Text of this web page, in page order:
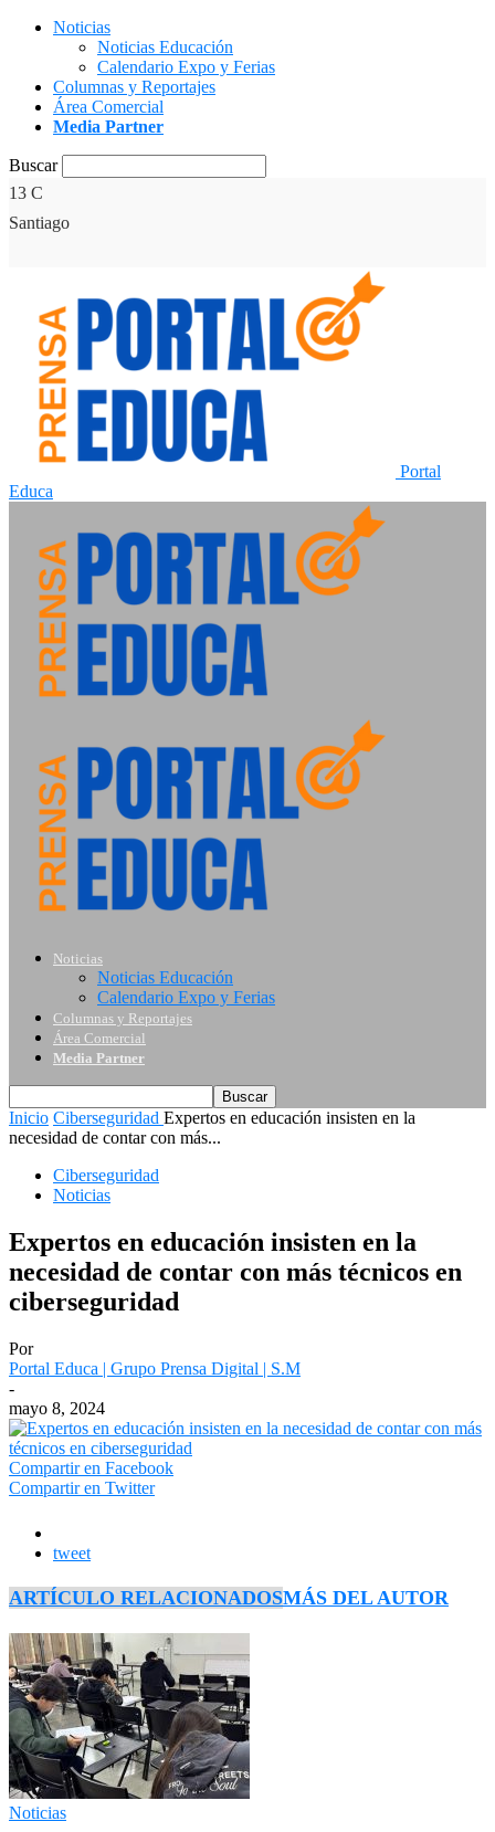
Noticias
Noticias Educación
Calendario Expo y Ferias
Columnas y Reportajes
Área Comercial
Media Partner
Buscar
13 C
Santiago
Portal
Educa
Noticias
Noticias Educación
Calendario Expo y Ferias
Columnas y Reportajes
Área Comercial
Media Partner
Inicio Ciberseguridad Expertos en educación insisten en la
necesidad de contar con más...
Ciberseguridad
Noticias
Expertos en educación insisten en la
necesidad de contar con más técnicos en
ciberseguridad
Por
Portal Educa | Grupo Prensa Digital | S.M
-
mayo 8, 2024
Compartir en Facebook
Compartir en Twitter
tweet
ARTÍCULO RELACIONADOSMÁS DEL AUTOR
Noticias